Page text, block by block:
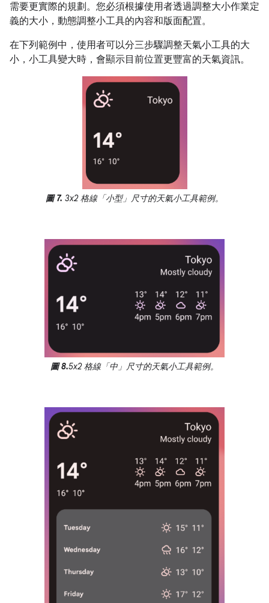
需要更實際的規劃。您必須根據使用者透過調整大小作業定
義的大小，動態調整小工具的內容和版面配置。
在下列範例中，使用者可以分三步驟調整天氣小工具的大
小，小工具變大時，會顯示目前位置更豐富的天氣資訊。
圖 7. 3x2 格線「小型」尺寸的天氣小工具範例。
圖 8.5x2 格線「中」尺寸的天氣小工具範例。